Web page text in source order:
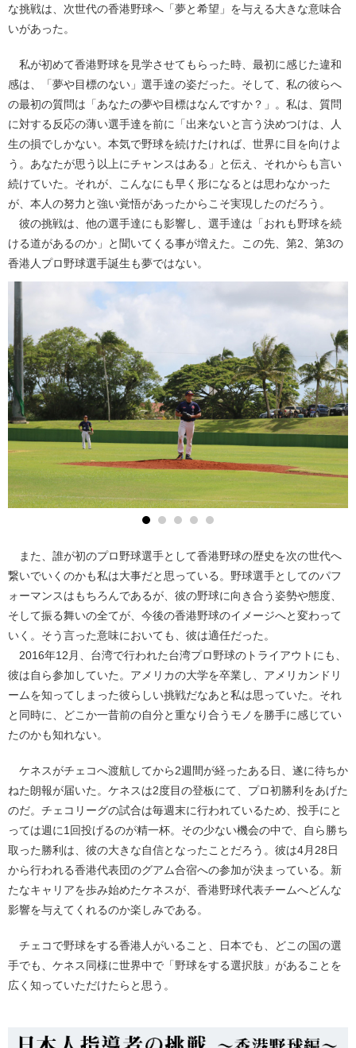
な挑戦は、次世代の香港野球へ「夢と希望」を与える大きな意味合
いがあった。
私が初めて香港野球を見学させてもらった時、最初に感じた違和
感は、「夢や目標のない」選手達の姿だった。そして、私の彼らへ
の最初の質問は「あなたの夢や目標はなんですか？」。私は、質問
に対する反応の薄い選手達を前に「出来ないと言う決めつけは、人
生の損でしかない。本気で野球を続けたければ、世界に目を向けよ
う。あなたが思う以上にチャンスはある」と伝え、それからも言い
続けていた。それが、こんなにも早く形になるとは思わなかった
が、本人の努力と強い覚悟があったからこそ実現したのだろう。
彼の挑戦は、他の選手達にも影響し、選手達は「おれも野球を続
ける道があるのか」と聞いてくる事が増えた。この先、第2、第3の
香港人プロ野球選手誕生も夢ではない。
また、誰が初のプロ野球選手として香港野球の歴史を次の世代へ
繋いでいくのかも私は大事だと思っている。野球選手としてのパフ
ォーマンスはもちろんであるが、彼の野球に向き合う姿勢や態度、
そして振る舞いの全てが、今後の香港野球のイメージへと変わって
いく。そう言った意味においても、彼は適任だった。
2016年12月、台湾で行われた台湾プロ野球のトライアウトにも、
彼は自ら参加していた。アメリカの大学を卒業し、アメリカンドリ
ームを知ってしまった彼らしい挑戦だなあと私は思っていた。それ
と同時に、どこか一昔前の自分と重なり合うモノを勝手に感じてい
たのかも知れない。
ケネスがチェコへ渡航してから2週間が経ったある日、遂に待ちか
ねた朗報が届いた。ケネスは2度目の登板にて、プロ初勝利をあげた
のだ。チェコリーグの試合は毎週末に行われているため、投手にと
っては週に1回投げるのが精一杯。その少ない機会の中で、自ら勝ち
取った勝利は、彼の大きな自信となったことだろう。彼は4月28日
から行われる香港代表団のグアム合宿への参加が決まっている。新
たなキャリアを歩み始めたケネスが、香港野球代表チームへどんな
影響を与えてくれるのか楽しみである。
チェコで野球をする香港人がいること、日本でも、どこの国の選
手でも、ケネス同様に世界中で「野球をする選択肢」があることを
広く知っていただけたらと思う。